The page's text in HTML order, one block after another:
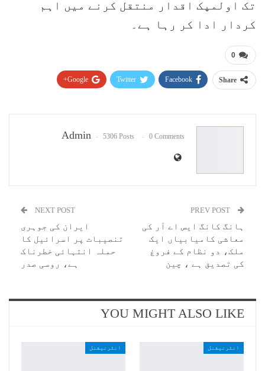
تک اولمپک اقدار منتقل کرنے میں اہم
کردار ادا کر رہا ہے۔
0
Share
Facebook
Twitter
Google+
Admin 5306 Posts 0 Comments
ہانگ کانگ ایس اے آر کی
معاشی کامیابیاں ایک
ملک، دو نظام کے فروغ
کی تصدیق ہے ، چین
NEXT POST
ایران کی جوہری
تنصیبات پر اسرائیل کا
حملہ انتہائی خطرناک
ہے، روسی صدر
YOU MIGHT ALSO LIKE
انٹرنیشنل انٹرنیشنل